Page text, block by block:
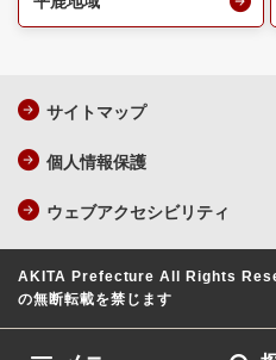
サイトマップ
個人情報保護
ウェブアクセシビリティ
AKITA Prefecture All Rights
の無断転載を禁じます